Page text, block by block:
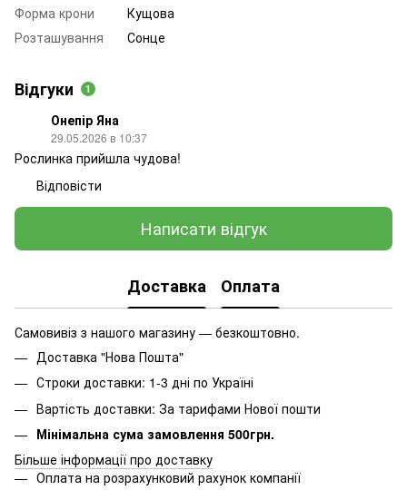
Форма крони
Кущова
Розташування
Сонце
Відгуки 1
Онепір Яна
29.05.2026 в 10:37
Рослинка прийшла чудова!
Відповісти
Написати відгук
Доставка Оплата
Самовивіз з нашого магазину — безкоштовно.
Доставка "Нова Пошта"
Строки доставки: 1-3 дні по Україні
Вартість доставки: За тарифами Нової пошти
Мінімальна сума замовлення 500грн.
Більше інформації про доставку
Оплата на розрахунковий рахунок компанії